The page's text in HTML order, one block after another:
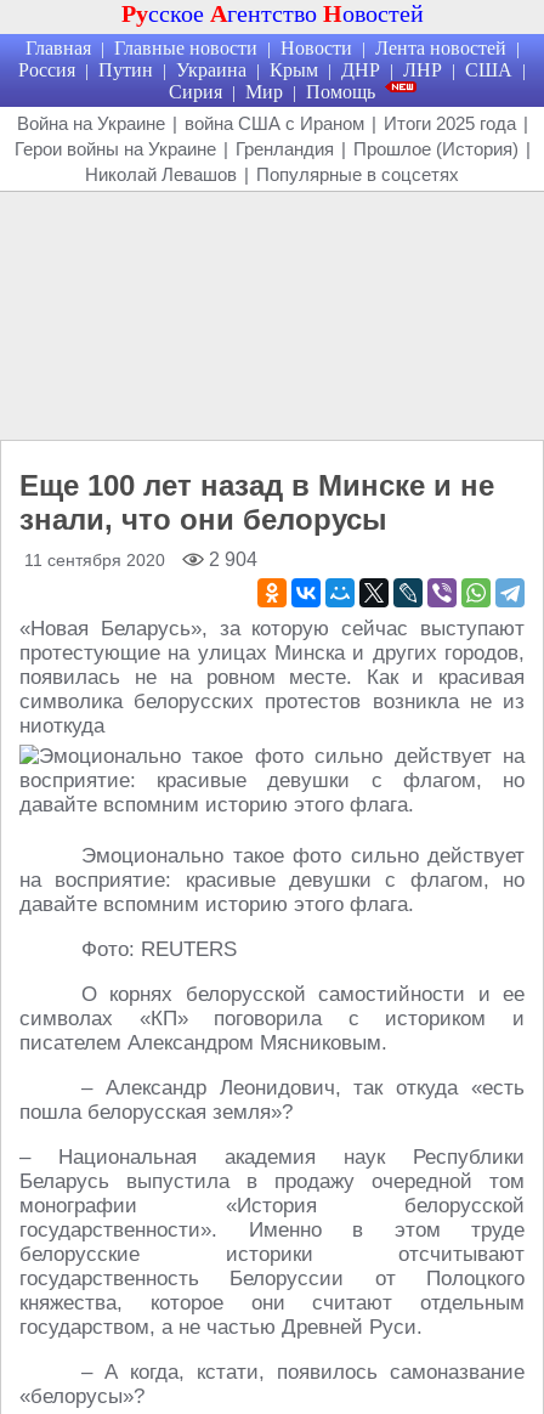
Русское Агентство Новостей
Главная | Главные новости | Новости | Лента новостей |
Россия | Путин | Украина | Крым | ДНР | ЛНР | США |
Сирия | Мир | Помощь
Война на Украине | война США с Ираном | Итоги 2025 года |
Герои войны на Украине | Гренландия | Прошлое (История) |
Николай Левашов | Популярные в соцсетях
Еще 100 лет назад в Минске и не
знали, что они белорусы
11 сентября 2020 2 904
«Новая Беларусь», за которую сейчас выступают
протестующие на улицах Минска и других городов,
появилась не на ровном месте. Как и красивая
символика белорусских протестов возникла не из
ниоткуда
Эмоционально такое фото сильно действует
на восприятие: красивые девушки с флагом, но
давайте вспомним историю этого флага.
Фото: REUTERS
О корнях белорусской самостийности и ее
символах «КП» поговорила с историком и
писателем Александром Мясниковым.
– Александр Леонидович, так откуда «есть
пошла белорусская земля»?
– Национальная академия наук Республики
Беларусь выпустила в продажу очередной том
монографии «История белорусской
государственности». Именно в этом труде
белорусские историки отсчитывают
государственность Белоруссии от Полоцкого
княжества, которое они считают отдельным
государством, а не частью Древней Руси.
– А когда, кстати, появилось самоназвание
«белорусы»?